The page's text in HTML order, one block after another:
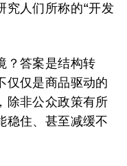
究人们所称的“开发
？答案是结构转
仅仅是商品驱动的
除非公众政策有所
稳住、甚至减缓不